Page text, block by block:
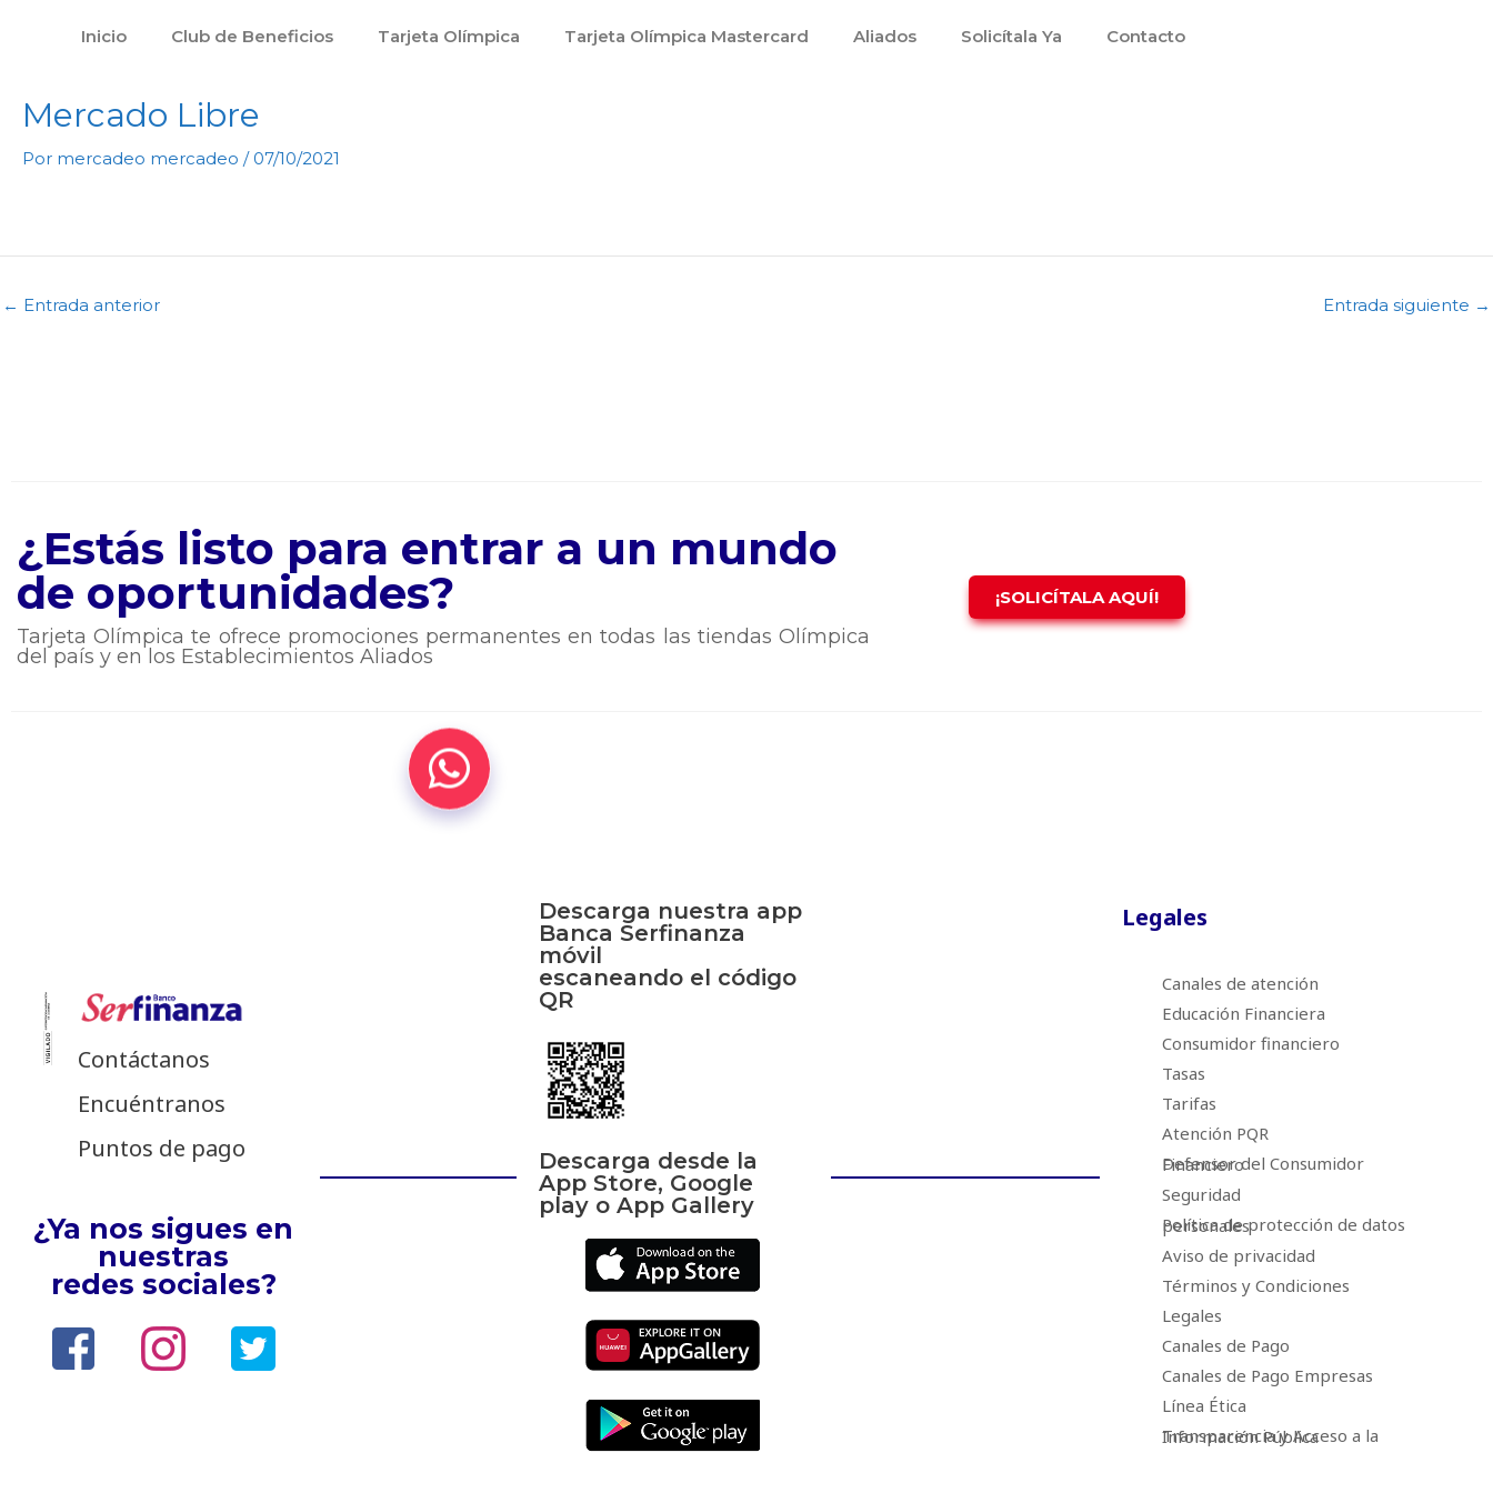
Inicio Club de Beneficios Tarjeta Olímpica Tarjeta Olímpica Mastercard Aliados Solicítala Ya Contacto
Mercado Libre
Por mercadeo mercadeo /07/10/2021
← Entrada anterior Entrada siguiente →
¿Estás listo para entrar a un mundo
de oportunidades?
Tarjeta Olímpica te ofrece promociones permanentes en todas las tiendas Olímpica
del país y en los Establecimientos Aliados
¡SOLICÍTALA AQUÍ!
Contáctanos
Encuéntranos
Puntos de pago
¿Ya nos sigues en
nuestras
redes sociales?
Descarga nuestra app
Banca Serfinanza
móvil
escaneando el código
QR
Descarga desde la
App Store, Google
play o App Gallery
Legales
Canales de atención
Educación Financiera
Consumidor financiero
Tasas
Tarifas
Atención PQR
Defensor del Consumidor Financiero
Seguridad
Política de protección de datos personales
Aviso de privacidad
Términos y Condiciones
Legales
Canales de Pago
Canales de Pago Empresas
Línea Ética
Transparencia y Acceso a la Información Pública